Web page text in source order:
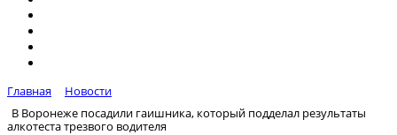
Главная
Новости
В Воронеже посадили гаишника, который подделал результаты
алкотеста трезвого водителя